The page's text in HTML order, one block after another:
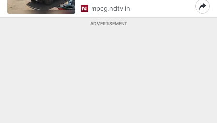
mpcg.ndtv.in
ADVERTISEMENT